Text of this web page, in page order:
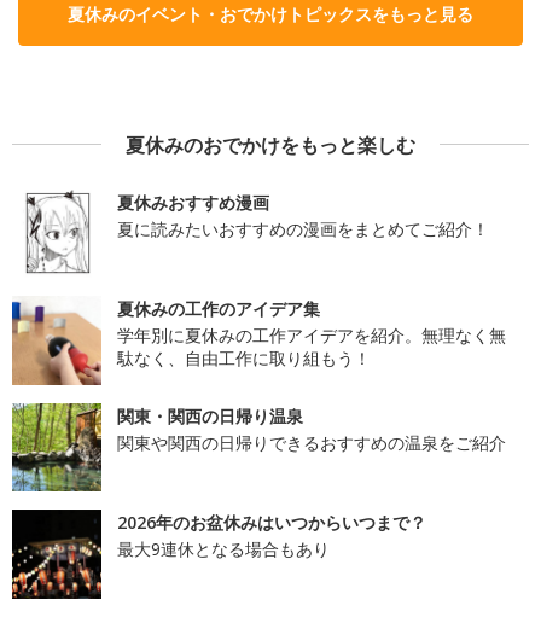
夏休みのイベント・おでかけトピックスをもっと見る
夏休みのおでかけをもっと楽しむ
夏休みおすすめ漫画
夏に読みたいおすすめの漫画をまとめてご紹介！
夏休みの工作のアイデア集
学年別に夏休みの工作アイデアを紹介。無理なく無
駄なく、自由工作に取り組もう！
関東・関西の日帰り温泉
関東や関西の日帰りできるおすすめの温泉をご紹介
2026年のお盆休みはいつからいつまで？
最大9連休となる場合もあり